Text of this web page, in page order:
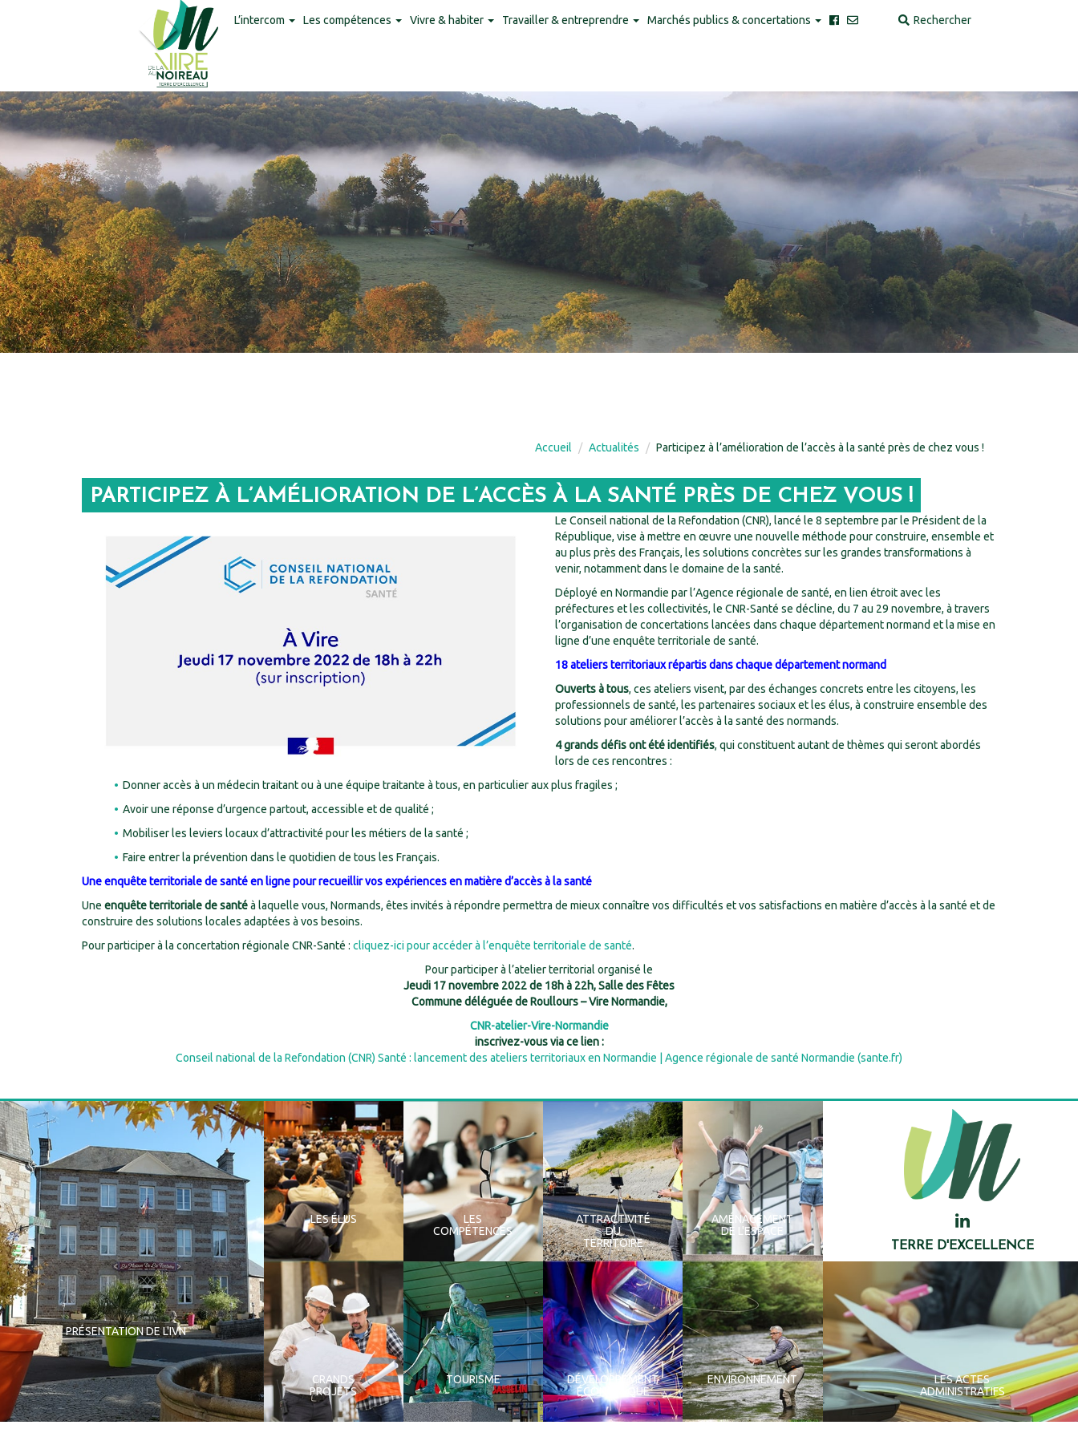
L’intercom Les compétences Vivre & habiter Travailler & entreprendre Marchés publics & concertations
Accueil Actualités Participez à l’amélioration de l’accès à la santé près de chez vous !
PARTICIPEZ À L’AMÉLIORATION DE L’ACCÈS À LA SANTÉ PRÈS DE CHEZ VOUS !
Le Conseil national de la Refondation (CNR), lancé le 8 septembre par le Président de la
République, vise à mettre en œuvre une nouvelle méthode pour construire, ensemble et
au plus près des Français, les solutions concrètes sur les grandes transformations à
venir, notamment dans le domaine de la santé.
Déployé en Normandie par l’Agence régionale de santé, en lien étroit avec les
préfectures et les collectivités, le CNR-Santé se décline, du 7 au 29 novembre, à travers
l’organisation de concertations lancées dans chaque département normand et la mise en
ligne d’une enquête territoriale de santé.
18 ateliers territoriaux répartis dans chaque département normand
Ouverts à tous, ces ateliers visent, par des échanges concrets entre les citoyens, les
professionnels de santé, les partenaires sociaux et les élus, à construire ensemble des
solutions pour améliorer l’accès à la santé des normands.
4 grands défis ont été identifiés, qui constituent autant de thèmes qui seront abordés
lors de ces rencontres :
Donner accès à un médecin traitant ou à une équipe traitante à tous, en particulier aux plus fragiles ;
Avoir une réponse d’urgence partout, accessible et de qualité ;
Mobiliser les leviers locaux d’attractivité pour les métiers de la santé ;
Faire entrer la prévention dans le quotidien de tous les Français.
Une enquête territoriale de santé en ligne pour recueillir vos expériences en matière d’accès à la santé
Une enquête territoriale de santéà laquelle vous, Normands, êtes invités à répondre permettra de mieux connaître vos difficultés et vos satisfactions en matière d’accès à la santé et de
construire des solutions locales adaptées à vos besoins.
Pour participer à la concertation régionale CNR-Santé : cliquez-ici pour accéder à l’enquête territoriale de santé.
Pour participer à l’atelier territorial organisé le
Jeudi 17 novembre 2022 de 18h à 22h, Salle des Fêtes
Commune déléguée de Roullours – Vire Normandie,
CNR-atelier-Vire-Normandie
inscrivez-vous via ce lien :
Conseil national de la Refondation (CNR) Santé : lancement des ateliers territoriaux en Normandie | Agence régionale de santé Normandie (sante.fr)
PRÉSENTATION DE L'IVN
LES ÉLUS
LES
COMPÉTENCES
ATTRACTIVITÉ
DU
TERRITOIRE
AMÉNAGEMENT
DE L'ESPACE
TERRE D'EXCELLENCE
GRANDS
PROJETS
TOURISME
DÉVELOPPEMENT
ÉCONOMIQUE
ENVIRONNEMENT
LES ACTES
ADMINISTRATIFS
Panneau de gestion des cookies